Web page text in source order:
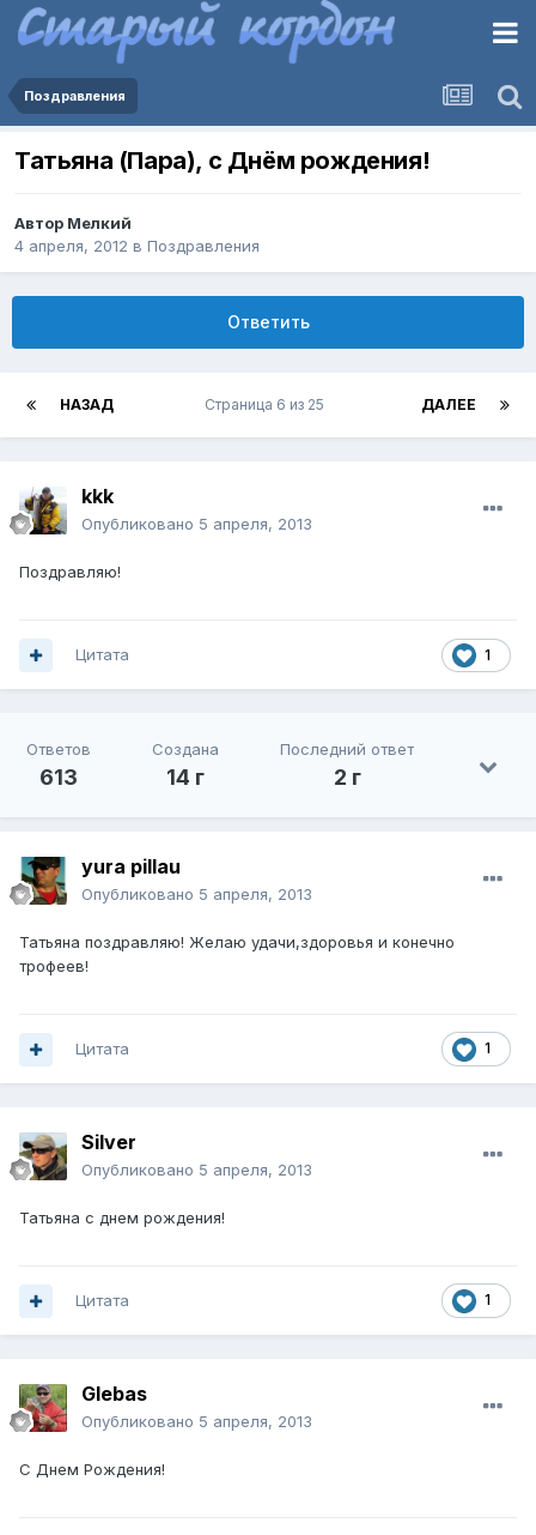
Поздравления
Татьяна (Пара), с Днëм рождения!
Автор Мелкий
4 апреля, 2012 в Поздравления
Ответить
НАЗАД ДАЛЕЕ
Страница 6 из 25
kkk
Опубликовано 5 апреля, 2013
Поздравляю!
1
Цитата
Ответов
613
Создана
14 г
Последний ответ
2 г
yura pillau
Опубликовано 5 апреля, 2013
Татьяна поздравляю! Желаю удачи,здоровья и конечно
трофеев!
1
Цитата
Silver
Опубликовано 5 апреля, 2013
Татьяна с днем рождения!
1
Цитата
Glebas
Опубликовано 5 апреля, 2013
С Днем Рождения!